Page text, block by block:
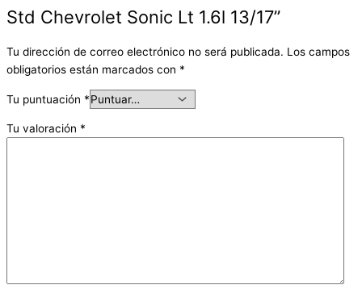
Std Chevrolet Sonic Lt 1.6l 13/17”
Tu dirección de correo electrónico no será publicada. Los campos
obligatorios están marcados con *
Tu puntuación *
Tu valoración *